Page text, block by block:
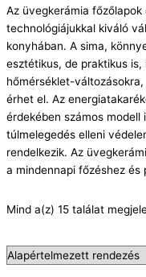
Az üvegkerámia
technológiájukkal kiváló
konyhában. A sima,
esztétikus, de praktikus
hőmérséklet-
érhet el. Az
érdekében számos
túlmelegedés elleni
rendelkezik. Az
a mindennapi főzéshez és
Mind a(z) 15 találat